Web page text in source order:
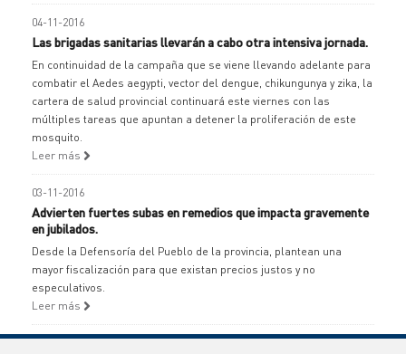
04-11-2016
Las brigadas sanitarias llevarán a cabo otra intensiva jornada.
En continuidad de la campaña que se viene llevando adelante para
combatir el Aedes aegypti, vector del dengue, chikungunya y zika, la
cartera de salud provincial continuará este viernes con las
múltiples tareas que apuntan a detener la proliferación de este
mosquito.
Leer más
03-11-2016
Advierten fuertes subas en remedios que impacta gravemente
en jubilados.
Desde la Defensoría del Pueblo de la provincia, plantean una
mayor fiscalización para que existan precios justos y no
especulativos.
Leer más